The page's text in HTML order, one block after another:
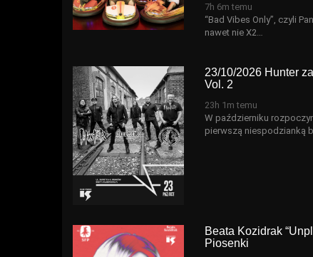
7h 6m temu
“Bad Vibes Only”, czyli
nawet nie X2…
23/10/2026 Hunter
Vol. 2
23h 1m temu
W październiku
pierwszą niespodzianką
Beata Kozidrak
Piosenki